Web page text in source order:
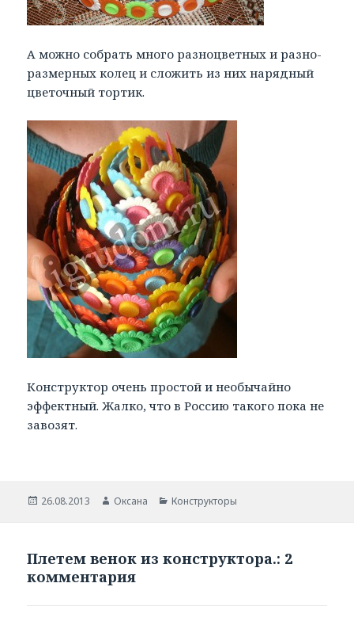
А можно собрать много разноцветных и разно-
размерных колец и сложить из них нарядный
цветочный тортик.
Конструктор очень простой и необычайно
эффектный. Жалко, что в Россию такого пока не
завозят.
Опубликовано
26.08.2013 Автор
Оксана Рубрики
Конструкторы
Плетем венок из конструктора.: 2
комментария